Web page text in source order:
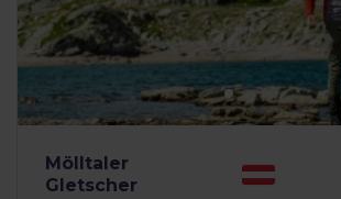
Mölltaler
Gletscher